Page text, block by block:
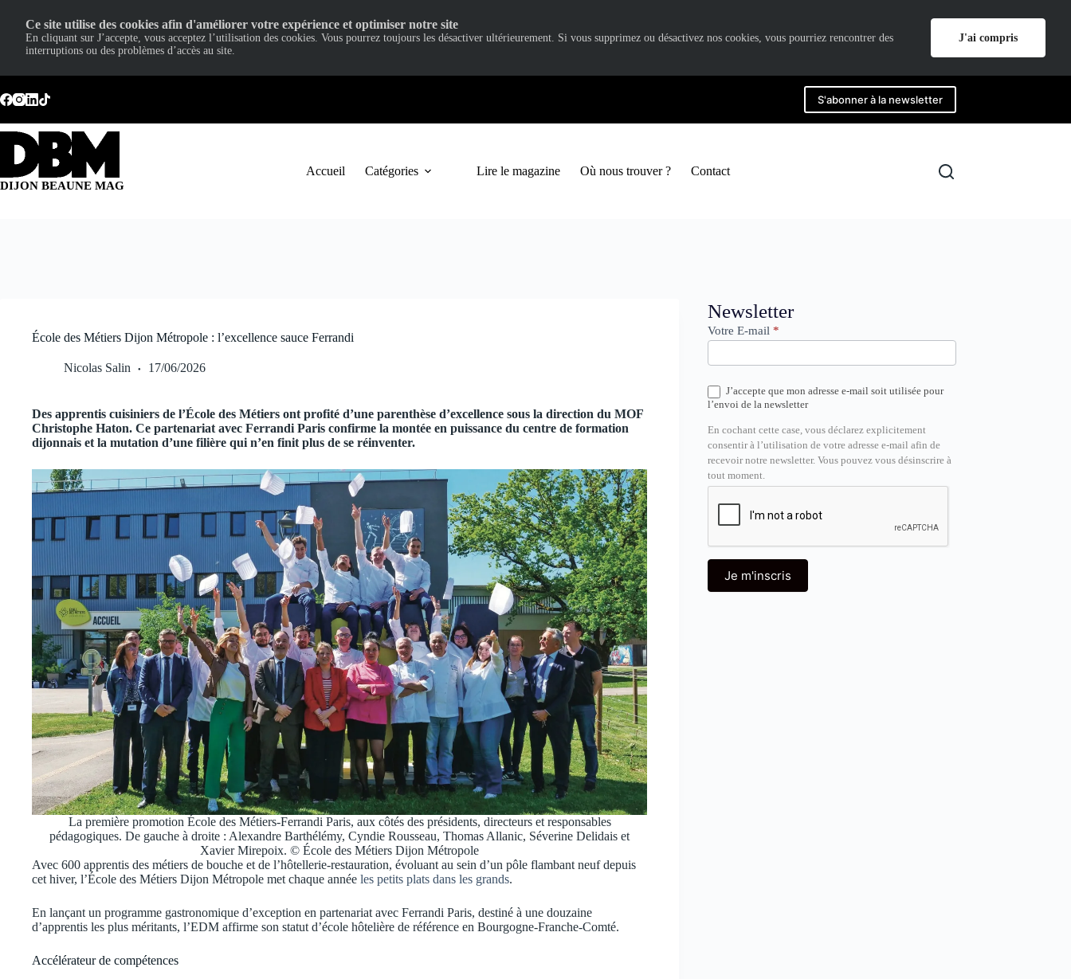
au
contenu
S'abonner à la newsletter
DIJON BEAUNE MAG
Accueil Catégories Lire le magazine Où nous trouver ? Contact
École des Métiers Dijon Métropole : l’excellence sauce Ferrandi
Nicolas Salin 17/06/2026
Des apprentis cuisiniers de l’École des Métiers ont profité d’une parenthèse d’excellence sous la direction du MOF
Christophe Haton. Ce partenariat avec Ferrandi Paris confirme la montée en puissance du centre de formation
dijonnais et la mutation d’une filière qui n’en finit plus de se réinventer.
La première promotion École des Métiers-Ferrandi Paris, aux côtés des présidents, directeurs et responsables
pédagogiques. De gauche à droite : Alexandre Barthélémy, Cyndie Rousseau, Thomas Allanic, Séverine Delidais et
Xavier Mirepoix. © École des Métiers Dijon Métropole
Avec 600 apprentis des métiers de bouche et de l’hôtellerie-restauration, évoluant au sein d’un pôle flambant neuf depuis
cet hiver, l’École des Métiers Dijon Métropole met chaque année les petits plats dans les grands.
En lançant un programme gastronomique d’exception en partenariat avec Ferrandi Paris, destiné à une douzaine
d’apprentis les plus méritants, l’EDM affirme son statut d’école hôtelière de référence en Bourgogne-Franche-Comté.
Accélérateur de compétences
Newsletter
Newsletter
Votre E-mail *
J’accepte que mon adresse e-mail soit utilisée pour
l’envoi de la newsletter
En cochant cette case, vous déclarez explicitement
consentir à l’utilisation de votre adresse e-mail afin de
recevoir notre newsletter. Vous pouvez vous désinscrire à
tout moment.
Je m'inscris
Ce site utilise des cookies afin d'améliorer votre expérience et optimiser notre site
En cliquant sur J’accepte, vous acceptez l’utilisation des cookies. Vous pourrez toujours les désactiver ultérieurement. Si vous supprimez ou désactivez nos cookies, vous pourriez rencontrer des
interruptions ou des problèmes d’accès au site.
J'ai compris